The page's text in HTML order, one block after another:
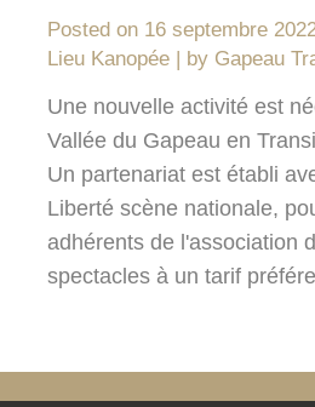
Posted on 16 septembre
Lieu Kanopée
by Gapeau
Une nouvelle activité est
Vallée du Gapeau en
Un partenariat est établi
Liberté scène nationale,
adhérents de l'association
spectacles à un tarif